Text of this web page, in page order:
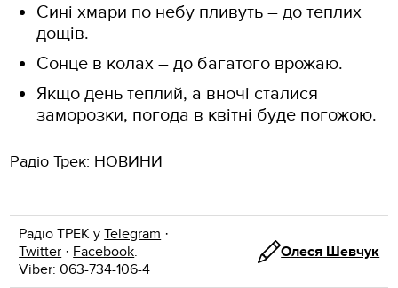
Сині хмари по небу пливуть – до теплих
дощів.
Сонце в колах – до багатого врожаю.
Якщо день теплий, а вночі сталися
заморозки, погода в квітні буде погожою.
Радіо Трек: НОВИНИ
Радіо ТРЕК уTelegram ·
Twitter · Facebook.
Viber: 063-734-106-4
Олеся Шевчук